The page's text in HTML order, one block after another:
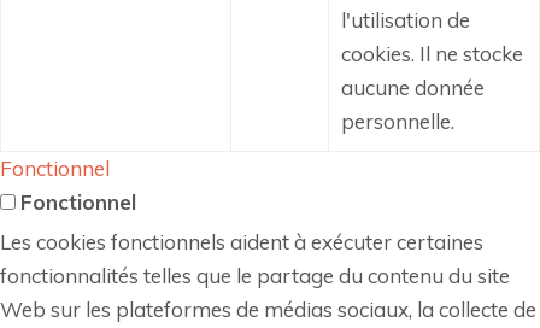
l'utilisation de
cookies. Il ne stocke
aucune donnée
personnelle.
Fonctionnel
Fonctionnel
Les cookies fonctionnels aident à exécuter certaines
fonctionnalités telles que le partage du contenu du site
Web sur les plateformes de médias sociaux, la collecte de